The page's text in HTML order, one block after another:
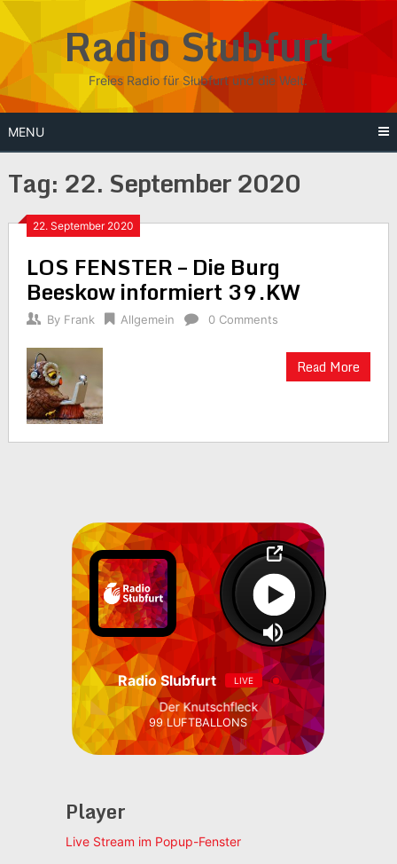
Skip
to
content
Radio Słubfurt
Freies Radio für Słubfurt und die Welt.
MENU
Tag: 22. September 2020
22. September 2020
LOS FENSTER – Die Burg
Beeskow informiert 39.KW
By Frank Allgemein 0 Comments
Read More
Radio Slubfurt LIVE
Der Knutschfleck
99 LUFTBALLONS
Player
Live Stream im Popup-Fenster